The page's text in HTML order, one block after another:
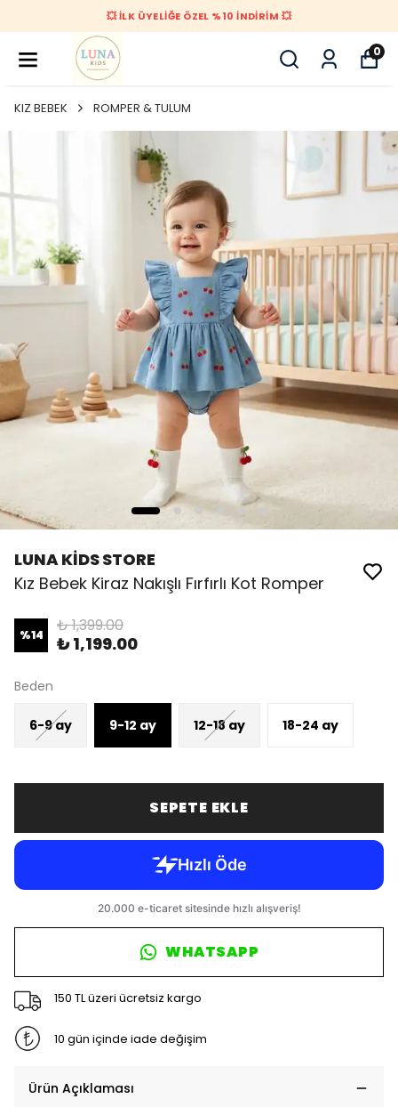
💥 İLK ÜYELİĞE ÖZEL %10 İNDİRİM 💥
0
KIZ BEBEK ROMPER & TULUM
LUNA KİDS STORE
Kız Bebek Kiraz Nakışlı Fırfırlı Kot Romper
%14 ₺ 1,399.00
₺ 1,199.00
Beden
6-9 ay 9-12 ay 12-18 ay 18-24 ay
SEPETE EKLE
WHATSAPP
150 TL üzeri ücretsiz kargo
10 gün içinde iade değişim
Ürün Açıklaması